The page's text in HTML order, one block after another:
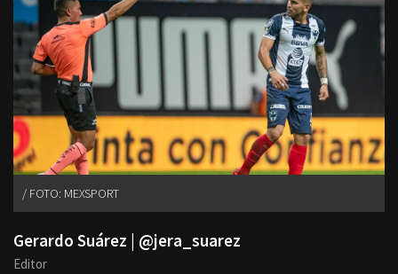
FOTO: MEXSPORT
Gerardo Suárez | @jera_suarez
Editor